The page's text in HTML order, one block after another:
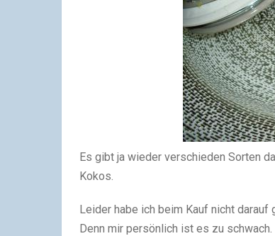
Es gibt ja wieder verschieden Sorten
Kokos.
Leider habe ich beim Kauf nicht
Denn mir persönlich ist es zu